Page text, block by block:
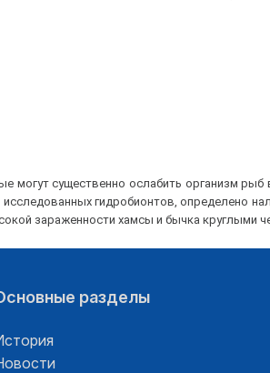
могут существенно ослабить организм
гидробионтов, определено
зараженности хамсы и бычка круглыми
разделы